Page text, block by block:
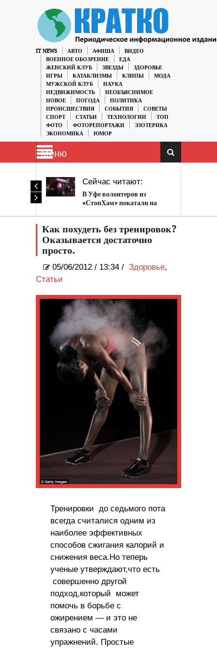
IT NEWS АВТО АФИША
ВИДЕО
ВОЕННОЕ ОБОЗРЕНИЕ
ЕДА
ЖЕНСКИЙ КЛУБ
ЗВЕЗДЫ
ЗДОРОВЬЕ
ИГРЫ
КАТАКЛИЗМЫ КЛИПЫ
МОДА
МУЖСКОЙ КЛУБ
НАУКА
НЕДВИЖИМОСТЬ
НЕОБЪЯСНИМОЕ
НОВОЕ
ПОГОДА
ПОЛИТИКА
ПРОИСШЕСТВИЯ
СОБЫТИЯ
СОВЕТЫ
СПОРТ
СТАТЬИ ТЕХНОЛОГИИ
ТОП
ФОТО
ФОТОРЕПОРТАЖИ
ЭЗОТЕРИКА
ЭКОНОМИКА
ЮМОР
Меню
Сейчас читают:
В Уфе волонтеров из
«СтопХам» покатали на
Как похудеть без тренировок?
Оказывается достаточно
просто.
05/06/2012 / 13:34 / Здоровье,
Статьи
Тренировки до седьмого пота
всегда считалися одним из
наиболее эффективных
способов сжигания калорий и
снижения веса. Но теперь
ученые утверждают,что есть
совершенно другой
подход,который может
помочь в борьбе с
ожирением — и это не
связано с часами
упражнений. Простые